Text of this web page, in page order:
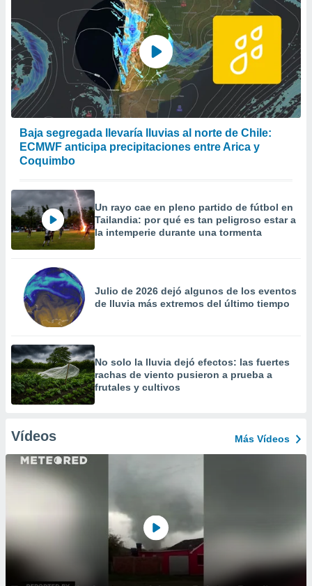
Baja segregada llevaría lluvias al norte de Chile:
ECMWF anticipa precipitaciones entre Arica y
Coquimbo
Un rayo cae en pleno partido de fútbol en
Tailandia: por qué es tan peligroso estar a
la intemperie durante una tormenta
Julio de 2026 dejó algunos de los eventos
de lluvia más extremos del último tiempo
No solo la lluvia dejó efectos: las fuertes
rachas de viento pusieron a prueba a
frutales y cultivos
Vídeos Más Vídeos